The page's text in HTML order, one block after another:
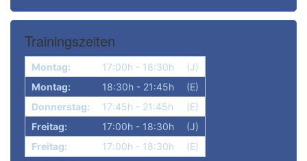
Trainingszeiten
Montag: 17:00h - 18:30h
(J)
Montag:
18:30h - 21:45h
(E)
Donnerstag:
17:45h - 21:45h
(E)
Freitag:
17:00h - 18:30h
(J)
Freitag:
17:00h - 18:30h (E)